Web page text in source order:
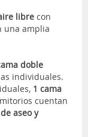
libre con
una amplia
doble
individuales.
1 cama
cuentan
aseo y